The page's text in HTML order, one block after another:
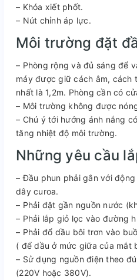
– Khóa xiết phốt.
– Nút chỉnh áp lực.
Môi trường đặt
– Phòng rộng và đủ sáng để
máy được giữ cách âm, cách
nhất là 1,2m. Phòng cần có
– Môi trường không được
– Chú ý tới hướng ánh nắng
tăng nhiệt độ môi trường.
Những yêu cầu
– Đầu phun phải gắn với
dây curoa.
– Phải đặt gần nguồn nước
– Phải lắp giỏ lọc vào đường
– Phải đổ dầu bôi trơn vào
( để dầu ở mức giữa của mắt
– Sử dụng nguồn điện theo
(220V hoặc 380V).